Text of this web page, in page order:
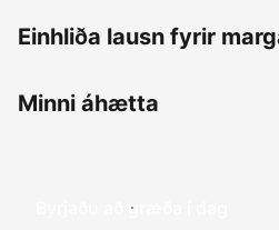
Einhliða lausn fyrir
Minni áhætta
Byrjaðu að græða í dag